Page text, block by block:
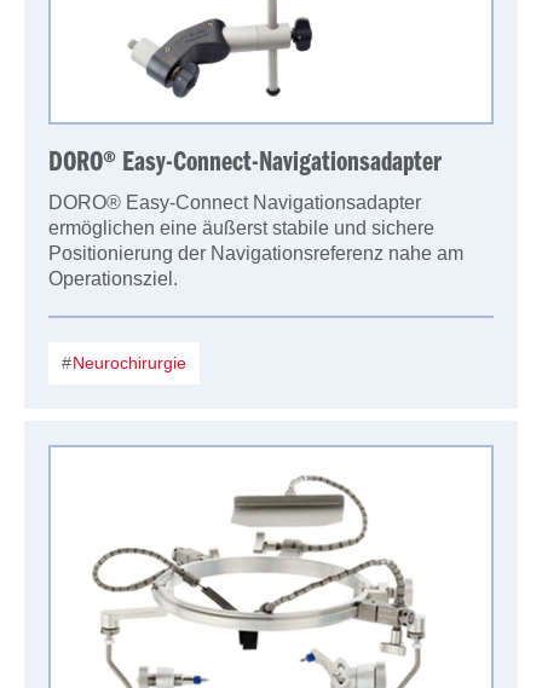
DORO® Easy-Connect-Navigationsadapter
DORO® Easy-Connect Navigationsadapter
ermöglichen eine äußerst stabile und sichere
Positionierung der Navigationsreferenz nahe am
Operationsziel.
Neurochirurgie